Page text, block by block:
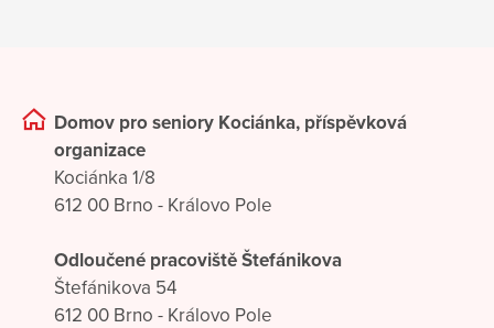
Domov pro seniory Kociánka, příspěvková
organizace
Kociánka 1/8
612 00 Brno - Královo Pole
Odloučené pracoviště Štefánikova
Štefánikova 54
612 00 Brno - Královo Pole